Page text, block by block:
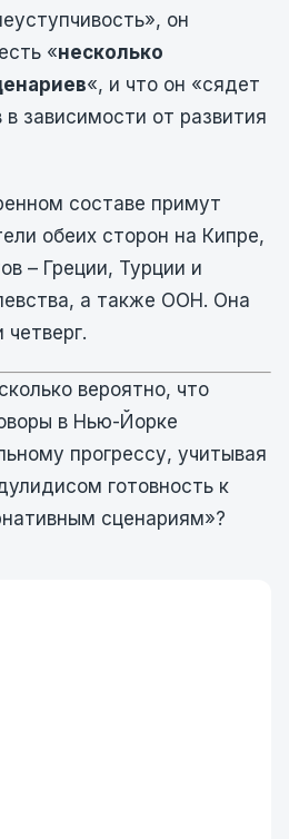
он
«несколько
«, и что он «сядет
в зависимости от развития
составе примут
обеих сторон на Кипре,
– Греции, Турции и
а также ООН. Она
вероятно, что
в Нью-Йорке
прогрессу, учитывая
готовность к
сценариям»?